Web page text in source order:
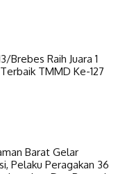
Brebes Raih Juara 1
TMMD Ke-127
Barat Gelar
Pelaku Peragakan 36